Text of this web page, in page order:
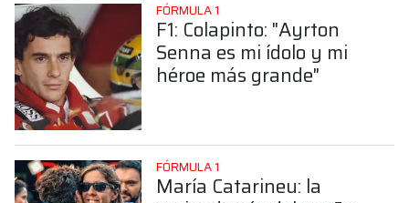
FÓRMULA 1
F1: Colapinto: "Ayrton
Senna es mi ídolo y mi
héroe más grande"
FÓRMULA 1
María Catarineu: la